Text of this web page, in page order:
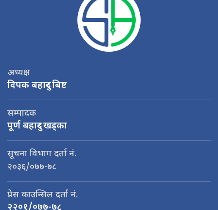
अध्यक्ष
दिपक बहादुर बिष्ट
सम्पादक
पूर्ण बहादुर खड्का
सूचना विभाग दर्ता नं.
२०३६/०७७-७८
प्रेस काउन्सिल दर्ता नं.